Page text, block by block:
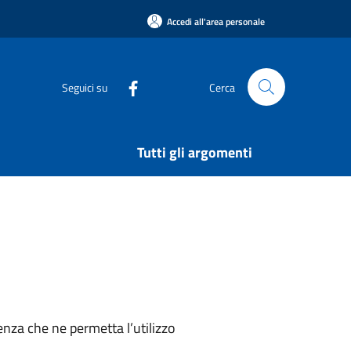
Accedi all'area personale
Seguici su Cerca
Tutti gli argomenti
che ne permetta l’utilizzo